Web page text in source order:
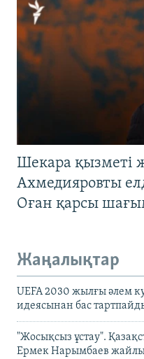
Шекара қызметі
Ахмедияровты
Оған қарсы
Жаңалықтар
UEFA 2030 жылғы әлем
идеясынан бас
"Жосықсыз ұстау".
Ермек Нарымбаев